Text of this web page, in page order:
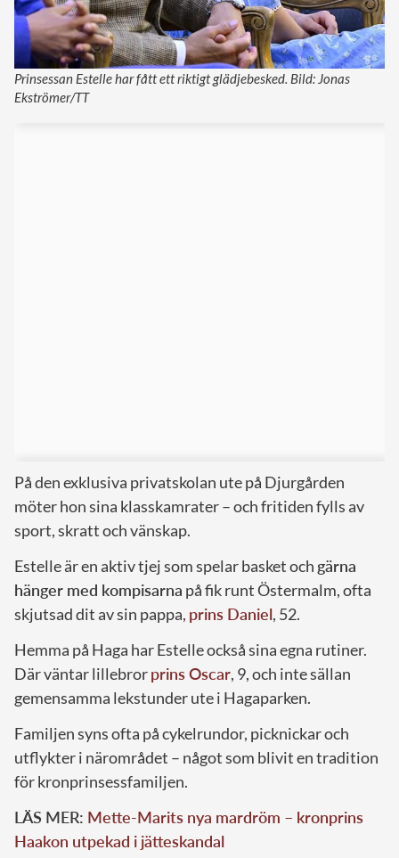
Prinsessan Estelle har fått ett riktigt glädjebesked. Bild: Jonas
Ekströmer/TT
På den exklusiva privatskolan ute på Djurgården
möter hon sina klasskamrater – och fritiden fylls av
sport, skratt och vänskap.
Estelle är en aktiv tjej som spelar basket och gärna
hänger med kompisarna på fik runt Östermalm, ofta
skjutsad dit av sin pappa, prins Daniel, 52.
Hemma på Haga har Estelle också sina egna rutiner.
Där väntar lillebrorprins Oscar, 9, och inte sällan
gemensamma lekstunder ute i Hagaparken.
Familjen syns ofta på cykelrundor, picknickar och
utflykter i närområdet – något som blivit en tradition
för kronprinsessfamiljen.
LÄS MER: Mette-Marits nya mardröm – kronprins
Haakon utpekad i jätteskandal